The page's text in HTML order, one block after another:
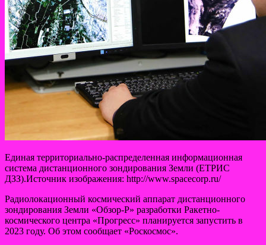
Единая территориально-распределенная информационная
система дистанционного зондирования Земли (ЕТРИС
ДЗЗ).Источник изображения: http://www.spacecorp.ru/
Радиолокационный космический аппарат дистанционного
зондирования Земли «Обзор-Р» разработки Ракетно-
космического центра «Прогресс» планируется запустить в
2023 году. Об этом сообщает «Роскосмос».